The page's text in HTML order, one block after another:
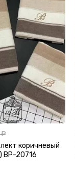
₽
коричневый
BP-20716